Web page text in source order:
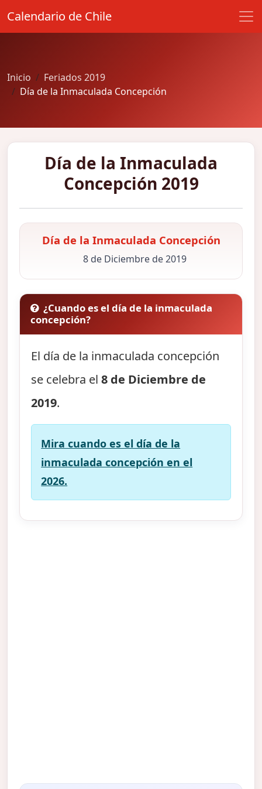
Calendario de Chile
Inicio
Feriados 2019
Día de la Inmaculada Concepción
Día de la Inmaculada
Concepción 2019
Día de la Inmaculada Concepción
8 de Diciembre de 2019
¿Cuando es el día de la inmaculada
concepción?
El día de la inmaculada concepción
se celebra el8 de Diciembre de
2019.
Mira cuando es el día de la
inmaculada concepción en el
2026.